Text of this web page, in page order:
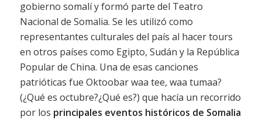
gobierno somalí y formó parte del Teatro
Nacional de Somalia. Se les utilizó como
representantes culturales del país al hacer tours
en otros países como Egipto, Sudán y la República
Popular de China. Una de esas canciones
patrióticas fue Oktoobar waa tee, waa tumaa?
(¿Qué es octubre?¿Qué es?) que hacía un recorrido
por los principales eventos históricos de Somalia